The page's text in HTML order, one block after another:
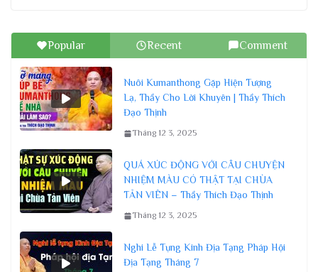
Popular Recent Comment
Nuôi Kumanthong Gặp Hiện Tượng
Lạ, Thầy Cho Lời Khuyên | Thầy Thích
Đạo Thịnh
Tháng 12 3, 2025
QUÁ XÚC ĐỘNG VỚI CÂU CHUYỆN
NHIỆM MÀU CÓ THẬT TẠI CHÙA
TẢN VIÊN – Thầy Thích Đạo Thịnh
Tháng 12 3, 2025
Nghi Lễ Tụng Kinh Địa Tạng Pháp Hội
Địa Tạng Tháng 7